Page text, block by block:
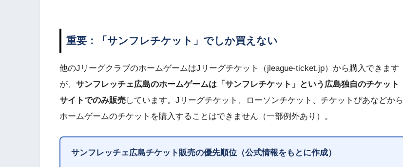
重要：「サンフレチケット」でしか買えない
他のJリーグクラブのホームゲームはJリーグチケット（jleague-ticket.jp）から購入できます
が、 サンフレッチェ広島のホームゲームは「サンフレチケット」という広島独自のチケット
サイトでのみ販売しています。Jリーグチケット、ローソンチケット、チケットぴあなどから
ホームゲームのチケットを購入することはできません（一部例外あり）。
サンフレッチェ広島チケット販売の優先順位（公式情報をもとに作成）